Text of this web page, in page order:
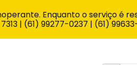
Enquanto o serviço é
7313 | (61) 99277-0237 | (61)